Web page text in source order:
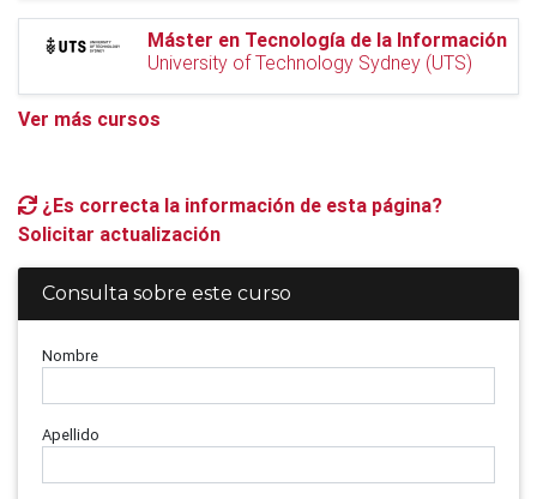
Máster en Tecnología de la Información
University of Technology Sydney (UTS)
Ver más cursos
¿Es correcta la información de esta página?
Solicitar actualización
Consulta sobre este curso
Nombre
Apellido